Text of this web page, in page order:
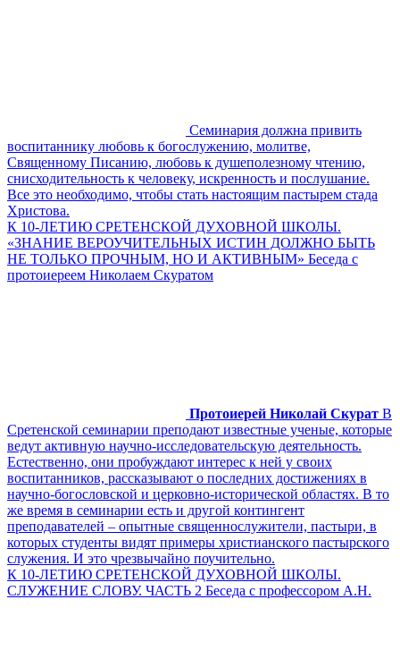
Семинария должна привить
воспитаннику любовь к богослужению, молитве,
Священному Писанию, любовь к душеполезному чтению,
снисходительность к человеку, искренность и послушание.
Все это необходимо, чтобы стать настоящим пастырем стада
Христова.
К 10-ЛЕТИЮ СРЕТЕНСКОЙ ДУХОВНОЙ ШКОЛЫ.
«ЗНАНИЕ ВЕРОУЧИТЕЛЬНЫХ ИСТИН ДОЛЖНО БЫТЬ
НЕ ТОЛЬКО ПРОЧНЫМ, НО И АКТИВНЫМ» Беседа с
протоиереем Николаем Скуратом
Протоиерей Николай Скурат В
Сретенской семинарии преподают известные ученые, которые
ведут активную научно-исследовательскую деятельность.
Естественно, они пробуждают интерес к ней у своих
воспитанников, рассказывают о последних достижениях в
научно-богословской и церковно-исторической областях. В то
же время в семинарии есть и другой контингент
преподавателей – опытные священнослужители, пастыри, в
которых студенты видят примеры христианского пастырского
служения. И это чрезвычайно поучительно.
К 10-ЛЕТИЮ СРЕТЕНСКОЙ ДУХОВНОЙ ШКОЛЫ.
СЛУЖЕНИЕ СЛОВУ. ЧАСТЬ 2 Беседа с профессором А.Н.